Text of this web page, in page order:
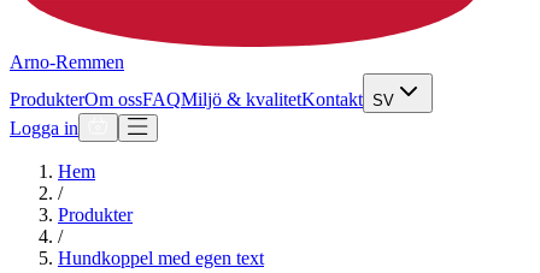
Arno-Remmen
ProdukterOm ossFAQMiljö & kvalitetKontakt SV
Logga in
Hem
/
Produkter
/
Hundkoppel med egen text